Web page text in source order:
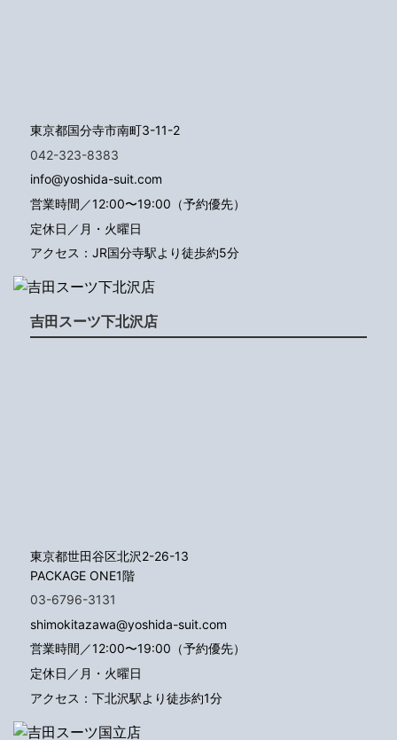
東京都国分寺市南町3-11-2
042-323-8383
info@yoshida-suit.com
営業時間／12:00〜19:00（予約優先）
定休日／月・火曜日
アクセス：JR国分寺駅より徒歩約5分
吉田スーツ下北沢店
東京都世田谷区北沢2-26-13
PACKAGE ONE1階
03-6796-3131
shimokitazawa@yoshida-suit.com
営業時間／12:00〜19:00（予約優先）
定休日／月・火曜日
アクセス：下北沢駅より徒歩約1分